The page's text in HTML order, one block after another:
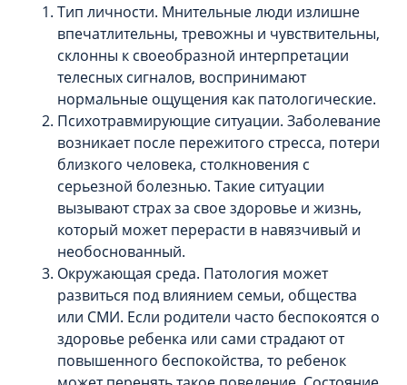
Тип личности. Мнительные люди излишне
впечатлительны, тревожны и чувствительны,
склонны к своеобразной интерпретации
телесных сигналов, воспринимают
нормальные ощущения как патологические.
Психотравмирующие ситуации. Заболевание
возникает после пережитого стресса, потери
близкого человека, столкновения с
серьезной болезнью. Такие ситуации
вызывают страх за свое здоровье и жизнь,
который может перерасти в навязчивый и
необоснованный.
Окружающая среда. Патология может
развиться под влиянием семьи, общества
или СМИ. Если родители часто беспокоятся о
здоровье ребенка или сами страдают от
повышенного беспокойства, то ребенок